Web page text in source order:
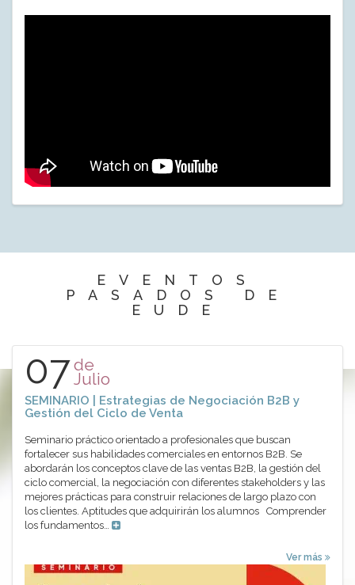
EVENTOS
PASADOS DE
EUDE
07de
Julio
SEMINARIO | Estrategias de Negociación B2B y
Gestión del Ciclo de Venta
Seminario práctico orientado a profesionales que buscan
fortalecer sus habilidades comerciales en entornos B2B. Se
abordarán los conceptos clave de las ventas B2B, la gestión del
ciclo comercial, la negociación con diferentes stakeholders y las
mejores prácticas para construir relaciones de largo plazo con
los clientes. Aptitudes que adquirirán los alumnos Comprender
los fundamentos…
Ver más